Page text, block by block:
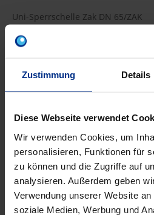
Zustimmung Details
Diese Webseite verwendet
Wir verwenden Cookies, um
personalisieren, Funktionen für
zu können und die Zugriffe auf
analysieren. Außerdem geben
Verwendung unserer Website
soziale Medien, Werbung und
Uni-Sperrschelle Zak DN 65/ZAK
ZAK-Universal-H-Sperrschelle, für
Verpackungseinheit: -
HW-3810/65/ZAK34
MINUS
Min.: 1